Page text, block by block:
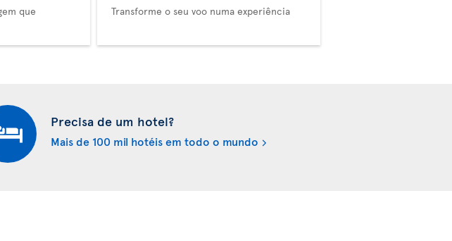
que
Transforme o seu voo numa experiência
Precisa de um hotel?
Mais de 100 mil hotéis em todo o mundo